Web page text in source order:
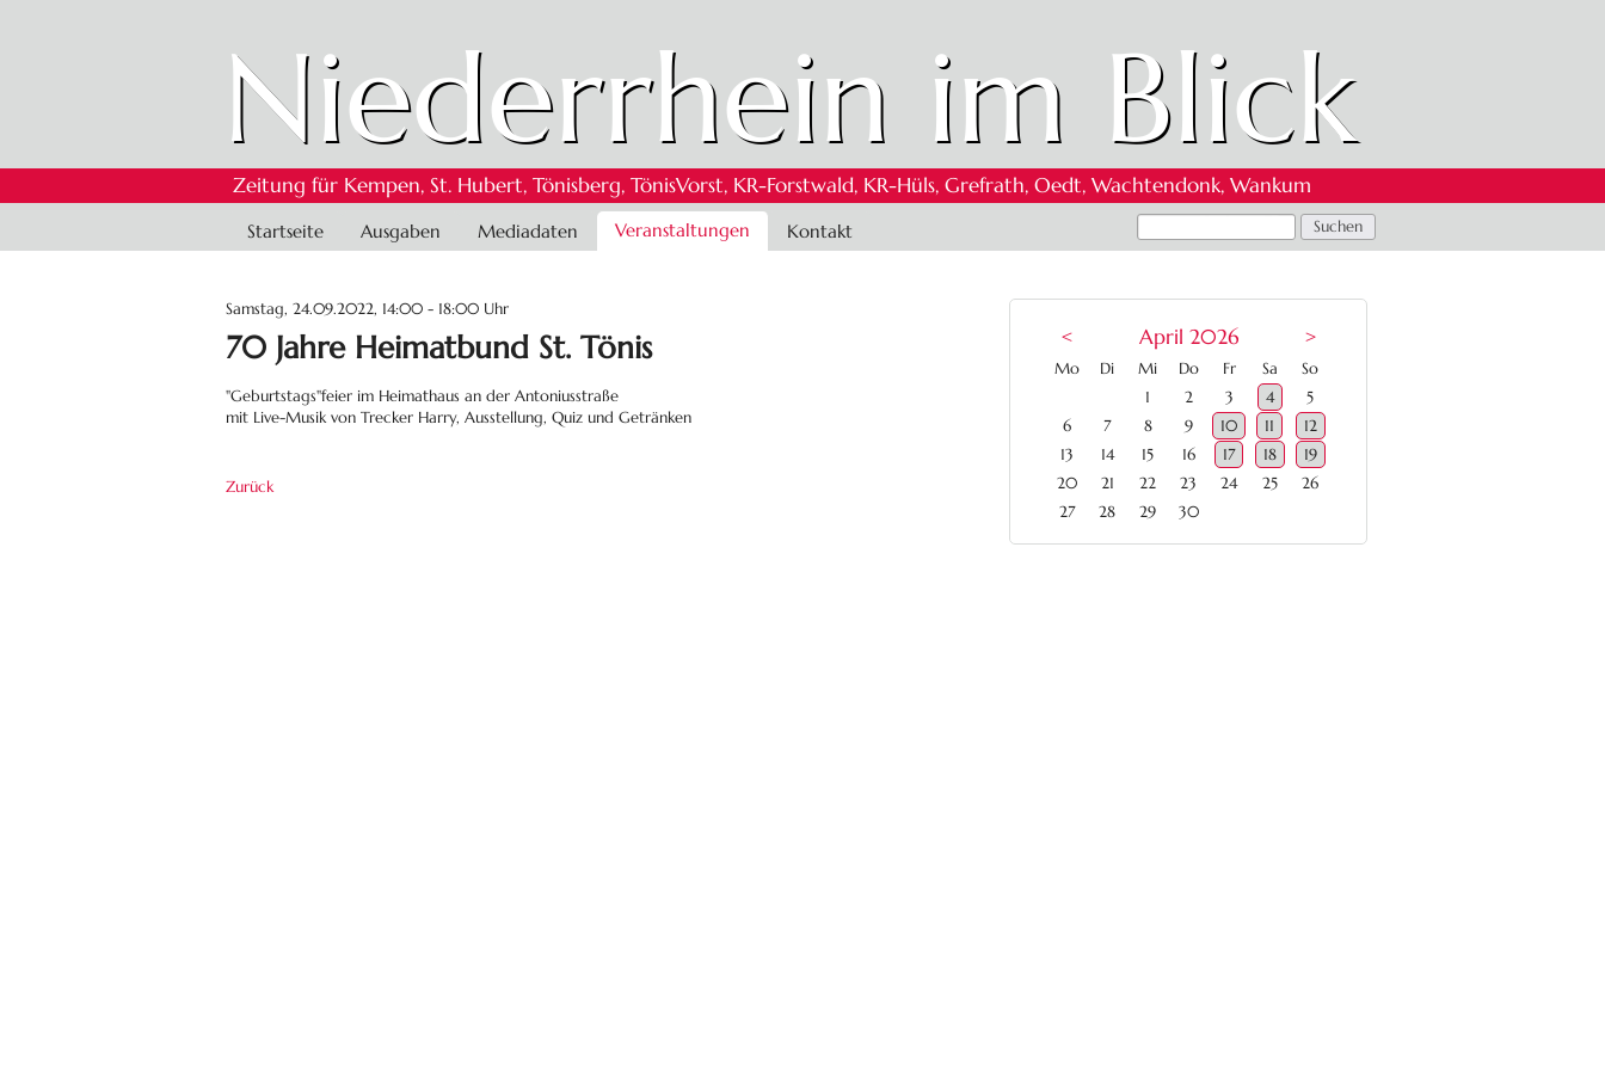
Niederrhein im Blick
Zeitung für Kempen, St. Hubert, Tönisberg, TönisVorst, KR-Forstwald, KR-Hüls, Grefrath, Oedt, Wachtendonk, Wankum
Navigation
überspringen
Startseite Ausgaben Mediadaten Veranstaltungen Kontakt
Samstag, 24.09.2022, 14:00 - 18:00 Uhr
70 Jahre Heimatbund St. Tönis
"Geburtstags"feier im Heimathaus an der Antoniusstraße
mit Live-Musik von Trecker Harry, Ausstellung, Quiz und Getränken
Zurück
< April 2026 >
MontagDienstag
Mittwoch
Donnerstag
FreitagSamstag
Sonntag
1
2 3 4
5
6
7 8 9 10 11
12
13
14 15 16 17 18
19
20
21 22 23 24 25
26
27
28 29 30